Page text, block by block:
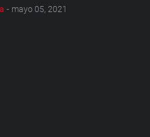
- mayo 05, 2021